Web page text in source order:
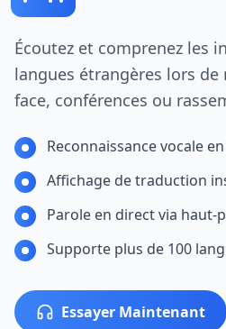
Écoutez et comprenez les
langues étrangères lors de
face, conférences ou
Reconnaissance vocale
Affichage de traduction
Parole en direct via haut-
Supporte plus de 100
Essayer Maintenant